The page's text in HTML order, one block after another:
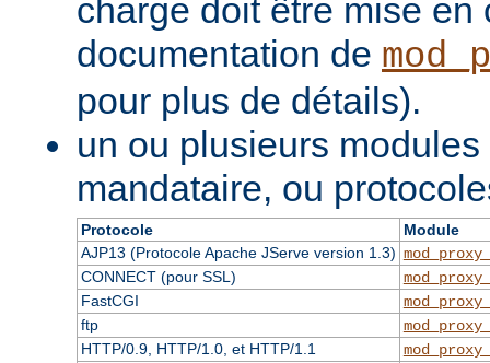
charge doit être mise en
documentation de
pour plus de détails).
un ou plusieurs
mandataire, ou
Protocole
Module
AJP13 (Protocole Apache JServe version 1.3)
CONNECT (pour SSL)
FastCGI
ftp
HTTP/0.9, HTTP/1.0, et HTTP/1.1